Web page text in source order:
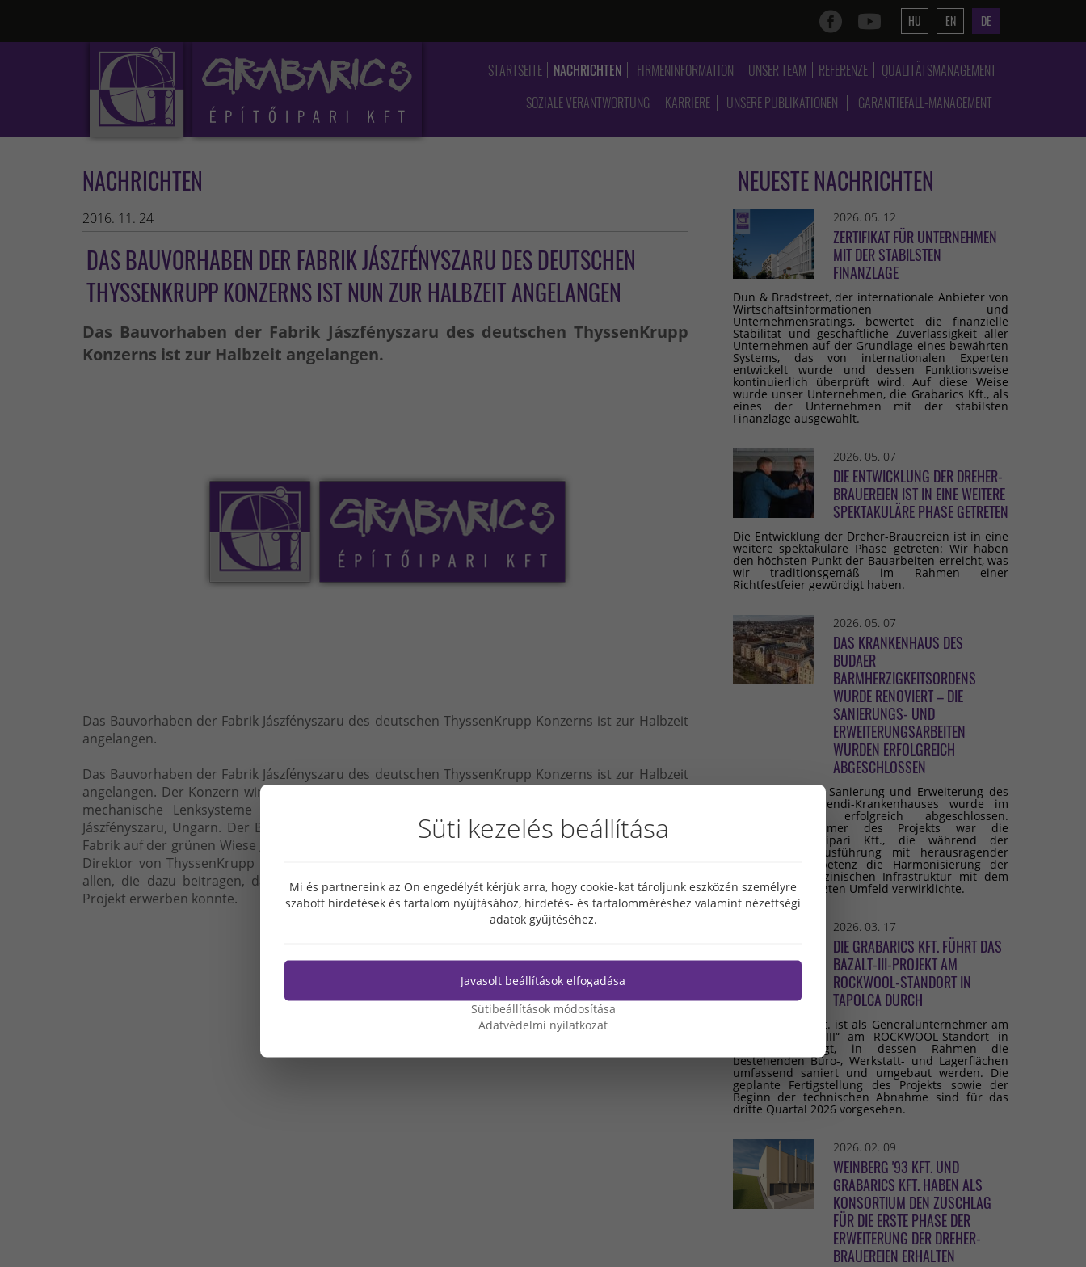
HU EN DE
STARTSEITE NACHRICHTEN FIRMENINFORMATION UNSER TEAM REFERENZE
QUALITÄTSMANAGEMENT
SOZIALE VERANTWORTUNG
KARRIERE UNSERE PUBLIKATIONEN GARANTIEFALL-MANAGEMENT
NACHRICHTEN
2016. 11. 24
DAS BAUVORHABEN DER FABRIK JÁSZFÉNYSZARU DES DEUTSCHEN
THYSSENKRUPP KONZERNS IST NUN ZUR HALBZEIT ANGELANGEN
Das Bauvorhaben der Fabrik Jászfényszaru des deutschen ThyssenKrupp
Konzerns ist zur Halbzeit angelangen.
Das Bauvorhaben der Fabrik Jászfényszaru des deutschen ThyssenKrupp Konzerns ist zur Halbzeit
angelangen.
Das Bauvorhaben der Fabrik Jászfényszaru des deutschen ThyssenKrupp Konzerns ist zur Halbzeit
angelangen. Der Konzern wird ab nächstes Jahr durch ungarische Ingenieure entworfene elektro-
mechanische Lenksysteme (C-EPS) und in Zylinderkopf integrierte Nockwellen herstellen in
Jászfényszaru, Ungarn. Der Bau der mit einer Investition von über 30 Milliarden HUF errichteten
Fabrik auf der grünen Wiese geht allmählich zu Ende. Marc de Bastos Eckstein, geschäftsführender
Direktor von ThyssenKrupp Presta Hungary, bedankte sich auf dem Richtfest am 11.11.2016 bei
allen, die dazu beitragen, dass die Fabrik rechtzeitig aufgebaut wird bzw. dass Ungarn dieses
Projekt erwerben konnte.
NEUESTE NACHRICHTEN
2026. 05. 12
ZERTIFIKAT FÜR UNTERNEHMEN
MIT DER STABILSTEN
FINANZLAGE
Dun & Bradstreet, der internationale Anbieter von
Wirtschaftsinformationen und
Unternehmensratings, bewertet die finanzielle
Stabilität und geschäftliche Zuverlässigkeit aller
Unternehmen auf der Grundlage eines bewährten
Systems, das von internationalen Experten
entwickelt wurde und dessen Funktionsweise
kontinuierlich überprüft wird. Auf diese Weise
wurde unser Unternehmen, die Grabarics Kft., als
eines der Unternehmen mit der stabilsten
Finanzlage ausgewählt.
2026. 05. 07
DIE ENTWICKLUNG DER DREHER-
BRAUEREIEN IST IN EINE WEITERE
SPEKTAKULÄRE PHASE GETRETEN
Die Entwicklung der Dreher-Brauereien ist in eine
weitere spektakuläre Phase getreten: Wir haben
den höchsten Punkt der Bauarbeiten erreicht, was
wir traditionsgemäß im Rahmen einer
Richtfestfeier gewürdigt haben.
2026. 05. 07
DAS KRANKENHAUS DES
BUDAER
BARMHERZIGKEITSORDENS
WURDE RENOVIERT – DIE
SANIERUNGS- UND
ERWEITERUNGSARBEITEN
WURDEN ERFOLGREICH
ABGESCHLOSSEN
Die umfassende Sanierung und Erweiterung des
Budai Irgalmasrendi-Krankenhauses wurde im
Februar 2026 erfolgreich abgeschlossen.
Generalunternehmer des Projekts war die
Grabarics Építőipari Kft., die während der
gesamten Bauausführung mit herausragender
fachlicher Kompetenz die Harmonisierung der
modernen medizinischen Infrastruktur mit dem
denkmalgeschützten Umfeld verwirklichte.
2026. 03. 17
DIE GRABARICS KFT. FÜHRT DAS
BAZALT-III-PROJEKT AM
ROCKWOOL-STANDORT IN
TAPOLCA DURCH
Die Grabarics Kft. ist als Generalunternehmer am
Projekt „Bazalt III“ am ROCKWOOL-Standort in
Tapolca beteiligt, in dessen Rahmen die
bestehenden Büro-, Werkstatt- und Lagerflächen
umfassend saniert und umgebaut werden. Die
geplante Fertigstellung des Projekts sowie der
Beginn der technischen Abnahme sind für das
dritte Quartal 2026 vorgesehen.
2026. 02. 09
WEINBERG '93 KFT. UND
GRABARICS KFT. HABEN ALS
KONSORTIUM DEN ZUSCHLAG
FÜR DIE ERSTE PHASE DER
ERWEITERUNG DER DREHER-
BRAUEREIEN ERHALTEN
Süti kezelés beállítása
Mi és partnereink az Ön engedélyét kérjük arra, hogy cookie-kat tároljunk eszközén személyre
szabott hirdetések és tartalom nyújtásához, hirdetés- és tartalomméréshez valamint nézettségi
adatok gyűjtéséhez.
Javasolt beállítások elfogadása
Sütibeállítások módosítása
Adatvédelmi nyilatkozat